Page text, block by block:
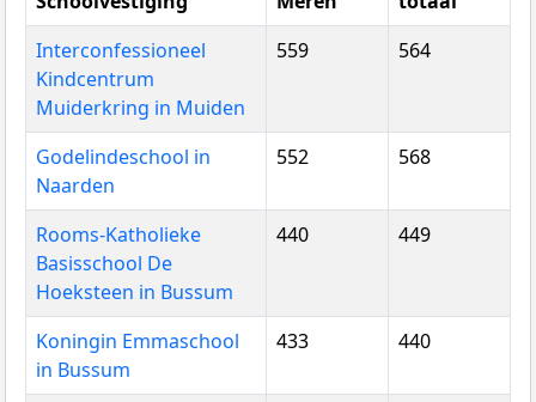
Interconfessioneel
Kindcentrum
Muiderkring in Muiden
559 564
Godelindeschool in
Naarden
552 568
Rooms-Katholieke
Basisschool De
Hoeksteen in Bussum
440 449
Koningin Emmaschool
in Bussum
433 440